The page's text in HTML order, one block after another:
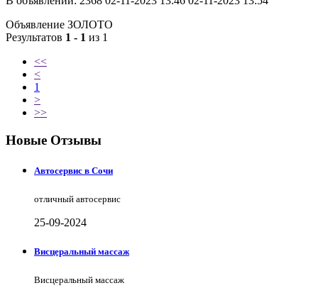
Объявление ЗОЛОТО
Результатов 1 - 1 из 1
<<
<
1
>
>>
Новые Отзывы
Автосервис в Сочи
отличный автосервис
25-09-2024
Висцеральный массаж
Висцеральный массаж